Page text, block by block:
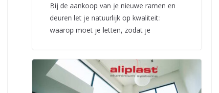
Bij de aankoop van je nieuwe ramen en
deuren let je natuurlijk op kwaliteit:
waarop moet je letten, zodat je